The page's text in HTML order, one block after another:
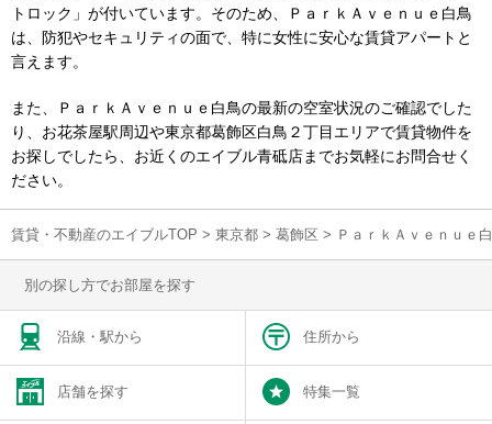
トロック」が付いています。そのため、ＰａｒｋＡｖｅｎｕｅ白鳥
は、防犯やセキュリティの面で、特に女性に安心な賃貸アパートと
言えます。
また、ＰａｒｋＡｖｅｎｕｅ白鳥の最新の空室状況のご確認でした
り、お花茶屋駅周辺や東京都葛飾区白鳥２丁目エリアで賃貸物件を
お探しでしたら、お近くのエイブル青砥店までお気軽にお問合せく
ださい。
賃貸・不動産のエイブルTOP > 東京都 > 葛飾区 > ＰａｒｋＡｖｅｎｕｅ
別の探し方でお部屋を探す
沿線・駅から 住所から
店舗を探す 特集一覧